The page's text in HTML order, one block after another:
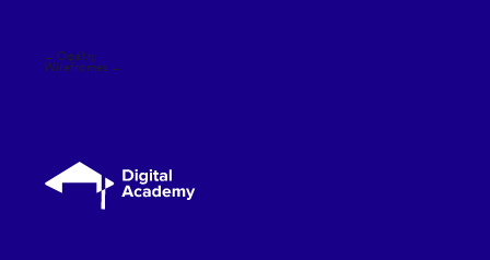
Πλοήγηση
άρθρων
← Οφέλη:
Wireframes →